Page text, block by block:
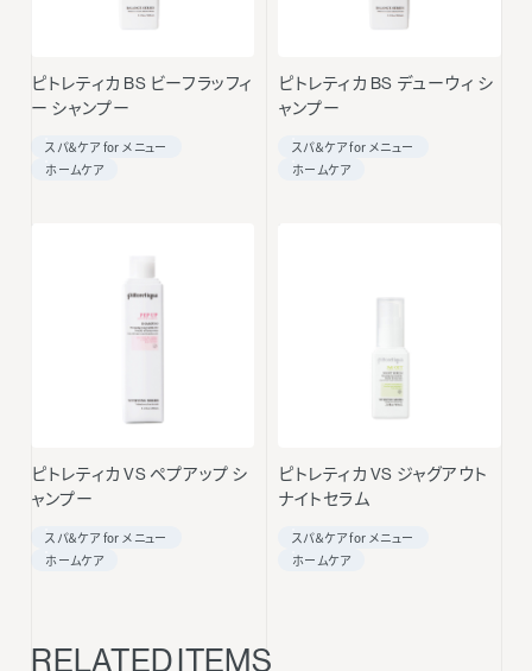
ピトレティカ BS ビーフラッフィ
ー シャンプー
スパ＆ケア for メニュー
ホームケア
ピトレティカ BS デューウィ シ
ャンプー
スパ＆ケア for メニュー
ホームケア
ピトレティカ VS ペプアップ シ
ャンプー
スパ＆ケア for メニュー
ホームケア
ピトレティカ VS ジャグアウト
ナイトセラム
スパ＆ケア for メニュー
ホームケア
RELATED ITEMS